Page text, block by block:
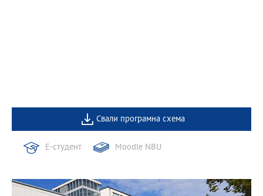
Свали програмна схема
Е-студент Moodle NBU